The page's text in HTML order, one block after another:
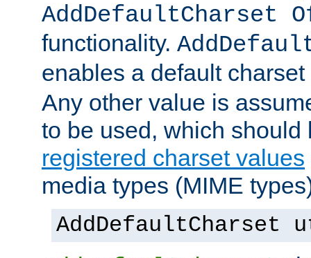
AddDefaultCharset
functionality.
enables a default
Any other value is
to be used, which
registered charset values
media types (MIME
AddDefaultCharset